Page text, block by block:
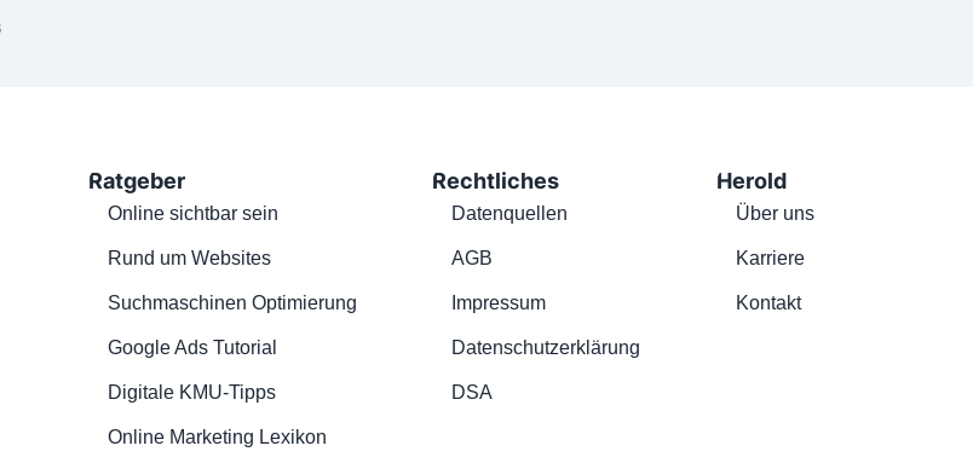
Ratgeber
Online sichtbar sein
Rund um Websites
Suchmaschinen Optimierung
Google Ads Tutorial
Digitale KMU-Tipps
Online Marketing Lexikon
Rechtliches
Datenquellen
AGB
Impressum
Datenschutzerklärung
DSA
Herold
Über uns
Karriere
Kontakt